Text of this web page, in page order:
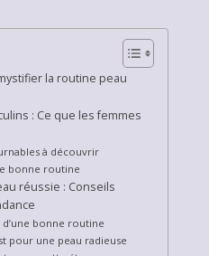
la routine peau
: Ce que les femmes
à découvrir
bonne routine
réussie : Conseils
d’une bonne routine
pour une peau radieuse